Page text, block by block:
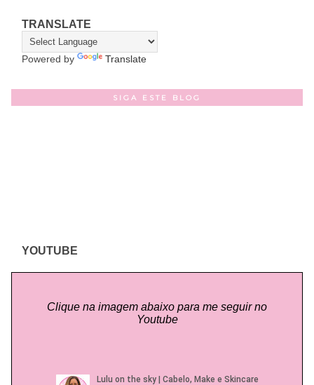
TRANSLATE
Powered by Translate
SIGA ESTE BLOG
YOUTUBE
Clique na imagem abaixo para me seguir no
Youtube